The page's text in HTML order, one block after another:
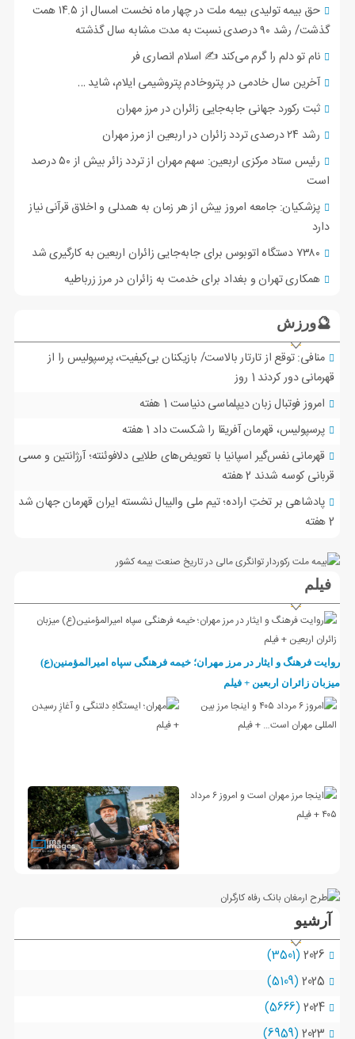
حق بیمه تولیدی بیمه ملت در چهار ماه نخست امسال از ۱۴.۵ همت
گذشت/ رشد ۹۰ درصدی نسبت به مدت مشابه سال گذشته
نام تو دلم را گرم می‌کند ✍️ اسلام انصاری فر
آخرین سال خادمی در پتروخادم پتروشیمی ایلام، شاید …
ثبت رکورد جهانی جابه‌جایی زائران در مرز مهران
رشد ۲۴ درصدی تردد زائران در اربعین از مرز مهران
رئیس ستاد مرکزی اربعین: سهم مهران از تردد زائر بیش از ۵۰ درصد
است
پزشکیان: جامعه امروز بیش از هر زمان به همدلی و اخلاق قرآنی نیاز
دارد
۷۳۸۰ دستگاه اتوبوس برای جابه‌جایی زائران اربعین به‌ کارگیری شد
همکاری تهران و بغداد برای خدمت به زائران در مرز زرباطیه
🔮ورزش
منافی: توقع از تارتار بالاست/ بازیکنان بی‌کیفیت، پرسپولیس را از
قهرمانی دور کردند 1 روز
امروز فوتبال زبان دیپلماسی دنیاست 1 هفته
پرسپولیس، قهرمان آفریقا را شکست داد 1 هفته
قهرمانی نفس‌گیر اسپانیا با تعویض‌های طلایی دلافوئنته؛ آرژانتین و مسی
قربانی کوسه شدند 2 هفته
پادشاهی بر تختِ اراده؛ تیم ملی والیبال نشسته ایران قهرمان جهان شد
2 هفته
فیلم
روایت فرهنگ و ایثار در مرز مهران؛ خیمه فرهنگی سپاه امیرالمؤمنین(ع)
میزبان زائران اربعین + فیلم
آرشیو
2026
(3501)
2025
(5109)
2024
(5666)
2023
(6959)